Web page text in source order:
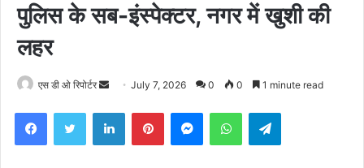
पुलिस के सब-इंस्पेक्टर, नगर में खुशी की
लहर
एस डी ओ रिपोर्टर
Send July 7, 2026 0 0 1 minute read
FacebookTwitter LinkedInPinterestMessengerWhatsAppTelegram